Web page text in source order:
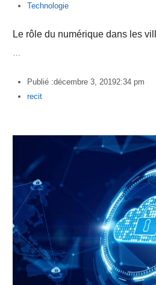
Technologie
Le rôle du numérique dans les
…
Publié :décembre 3, 20192:34 pm
Author
recit